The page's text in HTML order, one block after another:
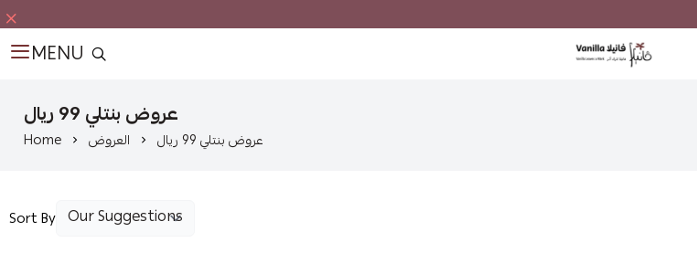
MENU Vanilla
عروض بنتلي 99 ريال
Home العروض عروض بنتلي 99 ريال
Sort By